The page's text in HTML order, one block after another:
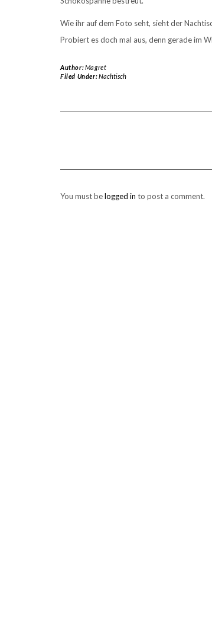
Wie ihr auf dem Foto seht, sieht der
Probiert es doch mal aus, denn gerade im
Author:Magret
Filed Under:Nachtisch
You must belogged in to post a comment.